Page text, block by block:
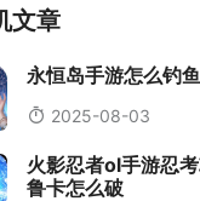
文章
永恒岛手游怎么钓
2025-08-03
火影忍者ol手游忍
鲁卡怎么破